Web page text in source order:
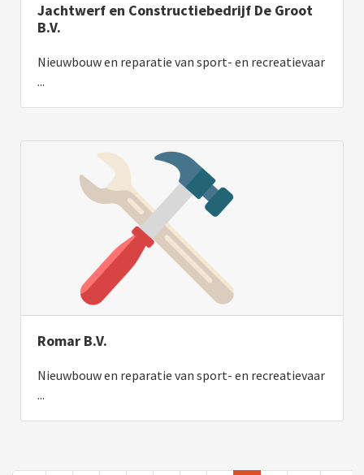
Jachtwerf en Constructiebedrijf De Groot
B.V.
Nieuwbouw en reparatie van sport- en recreatievaar
...
Romar B.V.
Nieuwbouw en reparatie van sport- en recreatievaar
...